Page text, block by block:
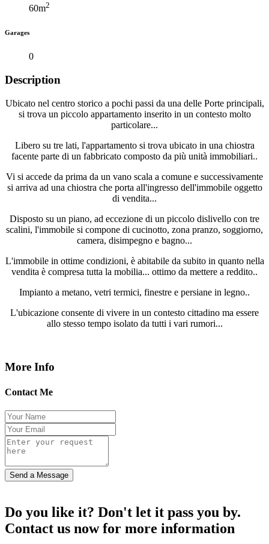
60m2
Garages
0
Description
Ubicato nel centro storico a pochi passi da una delle Porte principali,
si trova un piccolo appartamento inserito in un contesto molto
particolare...
Libero su tre lati, l'appartamento si trova ubicato in una chiostra
facente parte di un fabbricato composto da più unità immobiliari..
Vi si accede da prima da un vano scala a comune e successivamente
si arriva ad una chiostra che porta all'ingresso dell'immobile oggetto
di vendita...
Disposto su un piano, ad eccezione di un piccolo dislivello con tre
scalini, l'immobile si compone di cucinotto, zona pranzo, soggiorno,
camera, disimpegno e bagno...
L'immobile in ottime condizioni, è abitabile da subito in quanto nella
vendita è compresa tutta la mobilia... ottimo da mettere a reddito..
Impianto a metano, vetri termici, finestre e persiane in legno..
L'ubicazione consente di vivere in un contesto cittadino ma essere
allo stesso tempo isolato da tutti i vari rumori...
More Info
Contact Me
Send a Message
Do you like it? Don't let it pass you by.
Contact us now for more information